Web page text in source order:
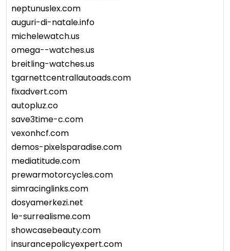
neptunuslex.com
auguri-di-natale.info
michelewatch.us
omega--watches.us
breitling-watches.us
tgarnettcentrallautoads.com
fixadvert.com
autopluz.co
save3time-c.com
vexonhcf.com
demos-pixelsparadise.com
mediatitude.com
prewarmotorcycles.com
simracinglinks.com
dosyamerkezi.net
le-surrealisme.com
showcasebeauty.com
insurancepolicyexpert.com